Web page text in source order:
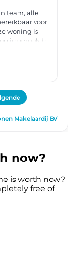
now?
is worth now?
free of